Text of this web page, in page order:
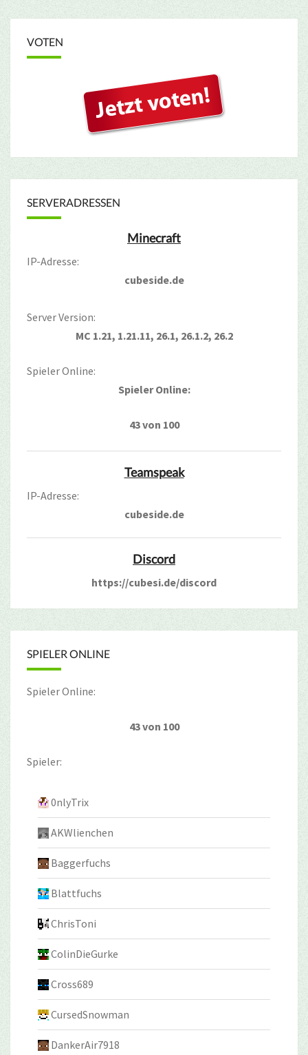
VOTEN
SERVERADRESSEN
Minecraft
IP-Adresse:
cubeside.de
Server Version:
MC 1.21, 1.21.11, 26.1, 26.1.2, 26.2
Spieler Online:
Spieler Online:
43 von 100
Teamspeak
IP-Adresse:
cubeside.de
Discord
https://cubesi.de/discord
SPIELER ONLINE
Spieler Online:
43 von 100
Spieler:
0nlyTrix
AKWlienchen
Baggerfuchs
Blattfuchs
ChrisToni
ColinDieGurke
Cross689
CursedSnowman
DankerAir7918